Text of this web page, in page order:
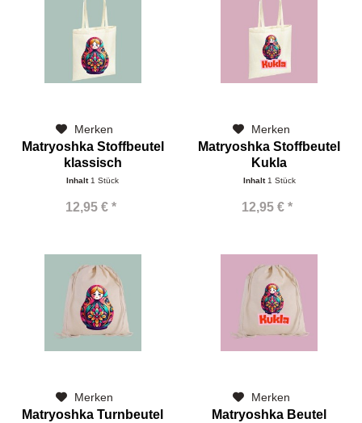
Merken
Matryoshka Stoffbeutel
klassisch
Inhalt 1 Stück
12,95 € *
Merken
Matryoshka Stoffbeutel
Kukla
Inhalt 1 Stück
12,95 € *
Merken
Matryoshka Turnbeutel
Merken
Matryoshka Beutel